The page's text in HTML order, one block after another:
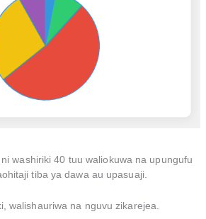
washiriki 40 tuu waliokuwa na upungufu
tiba ya dawa au upasuaji.
walishauriwa na nguvu zikarejea.